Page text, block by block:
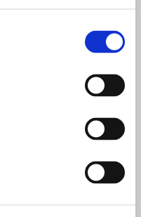
that allows
critic and
on an
which prevents
and vulnerability
strength, and
recenzii
Towson
seminar “Changing